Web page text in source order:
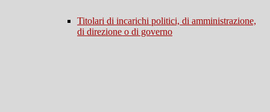
Titolari di incarichi politici, di amministrazione,
di direzione o di governo